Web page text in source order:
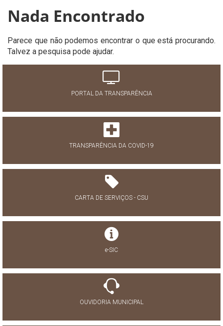
Nada Encontrado
Parece que não podemos encontrar o que está procurando.
Talvez a pesquisa pode ajudar.
PORTAL DA TRANSPARÊNCIA
TRANSPARÊNCIA DA COVID-19
CARTA DE SERVIÇOS - CSU
e-SIC
OUVIDORIA MUNICIPAL